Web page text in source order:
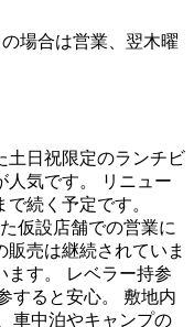
場合は営業、翌木曜
土日祝限定のランチビ
人気です。 リニュー
続く予定です。
仮設店舗での営業に
売は継続されていま
ます。 レベラー持参
すると安心。 敷地内
車中泊やキャンプの